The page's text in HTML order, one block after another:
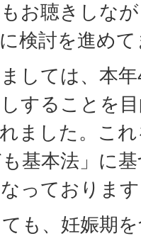
お聴きしな
検討を進め
しては、本
することを
ました。こ
基本法」に
っておりま
も、妊娠期